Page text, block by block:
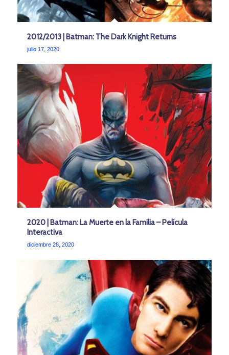
2012/2013 | Batman: The Dark Knight Returns
julio 17, 2020
2020 | Batman: La Muerte en la Familia – Película
Interactiva
diciembre 28, 2020